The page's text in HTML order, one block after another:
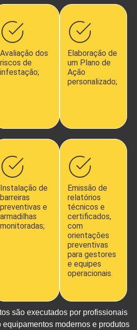
Avaliação dos
riscos de
infestação;
Elaboração de
um Plano de
Ação
personalizado;
Instalação de
barreiras
preventivas e
armadilhas
monitoradas;
Emissão de
relatórios
técnicos e
certificados,
com
orientações
preventivas
para gestores
e equipes
operacionais.
são executados por profissionais
equipamentos modernos e produtos